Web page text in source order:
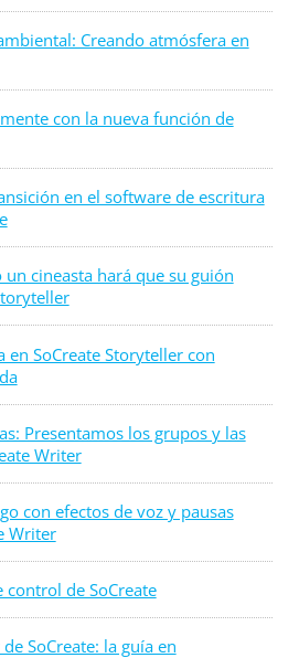
el principio. Un guión de
y produce una ...
Creando atmósfera en
con la nueva función de
en el software de escritura
cineasta hará que su guión
en SoCreate Storyteller con
Presentamos los grupos y las
Writer
con efectos de voz y pausas
Writer
de SoCreate
SoCreate: la guía en